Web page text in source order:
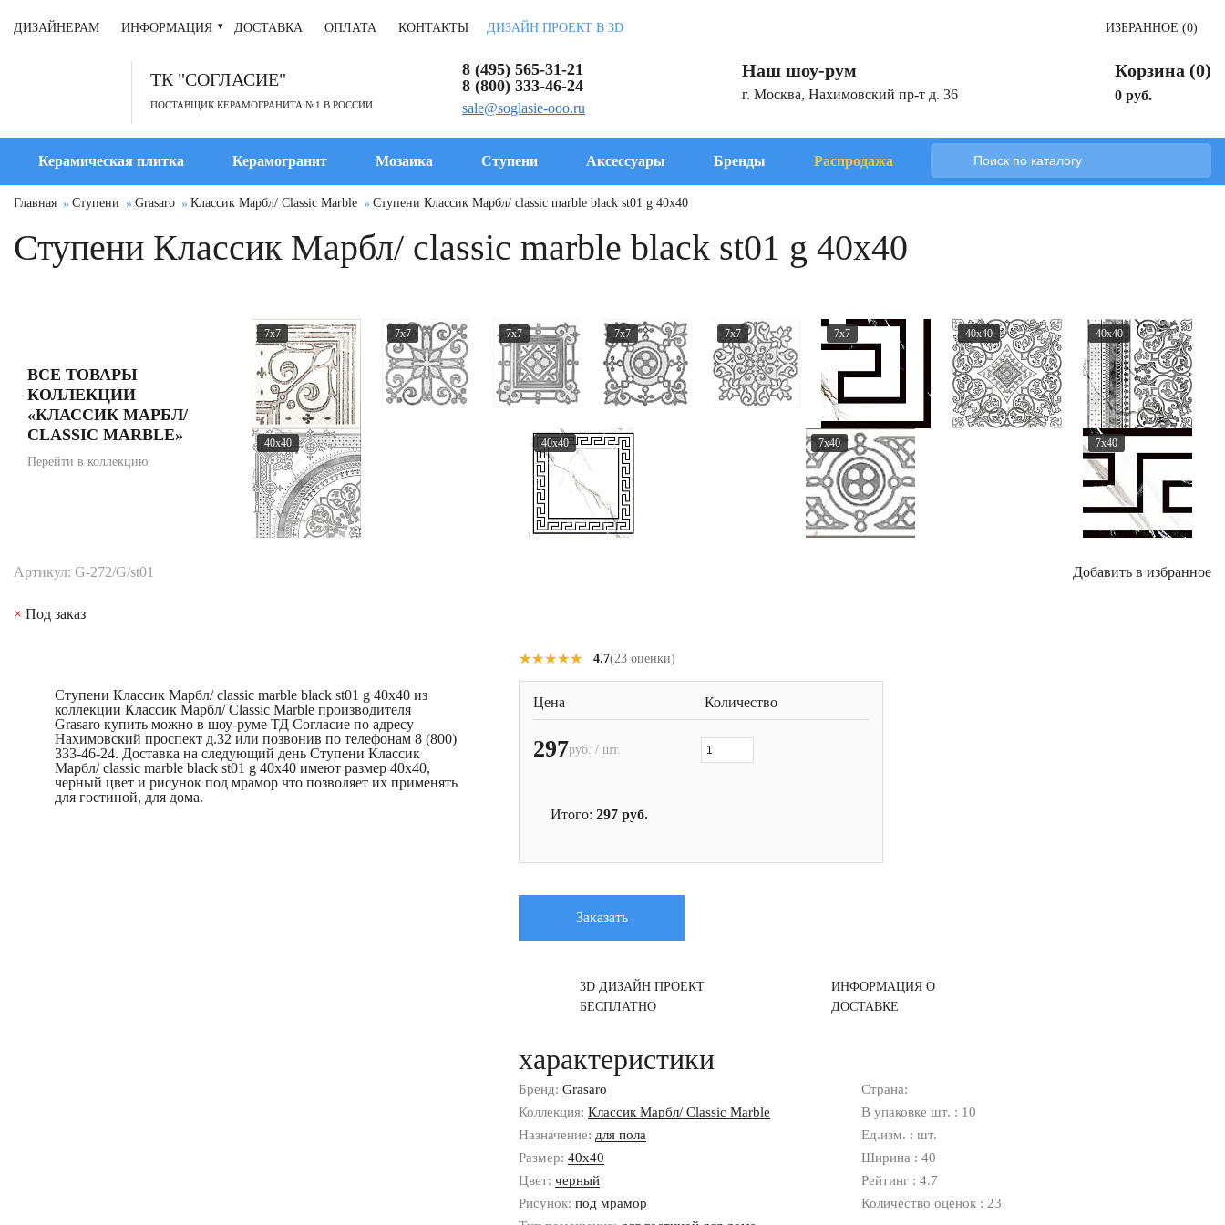
ДИЗАЙНЕРАМ ИНФОРМАЦИЯ ДОСТАВКА ОПЛАТА КОНТАКТЫ ДИЗАЙН ПРОЕКТ В 3D ИЗБРАННОЕ (0)
ТК "СОГЛАСИЕ"
ПОСТАВЩИК КЕРАМОГРАНИТА №1 В РОССИИ
8 (495) 565-31-21
8 (800) 333-46-24
sale@soglasie-ooo.ru
Наш шоу-рум
г. Москва, Нахимовский пр-т д. 36
Корзина (0)
0 руб.
Керамическая плитка Керамогранит Мозаика Ступени Аксессуары Бренды Распродажа
Главная Ступени Grasaro Классик Марбл/ Classic Marble Ступени Классик Марбл/ classic marble black st01 g 40x40
Ступени Классик Марбл/ classic marble black st01 g 40x40
ВСЕ ТОВАРЫ
КОЛЛЕКЦИИ
«КЛАССИК МАРБЛ/
CLASSIC MARBLE»
Перейти в коллекцию
7x7 7x7 7x7 7x7 7x7 7x7 40x40 40x40
40x40 40x40 7x40 7x40
Артикул: G-272/G/st01 Добавить в избранное
× Под заказ
Ступени Классик Марбл/ classic marble black st01 g 40x40 из
коллекции Классик Марбл/ Classic Marble производителя
Grasaro купить можно в шоу-руме ТД Согласие по адресу
Нахимовский проспект д.32 или позвонив по телефонам 8 (800)
333-46-24. Доставка на следующий день Ступени Классик
Марбл/ classic marble black st01 g 40x40 имеют размер 40x40,
черный цвет и рисунок под мрамор что позволяет их применять
для гостиной, для дома.
★★★★★
★★★★★ 4.7(23 оценки)
Цена Количество
297руб. / шт.
Итого: 297 руб.
Заказать
3D ДИЗАЙН ПРОЕКТ
БЕСПЛАТНО
ИНФОРМАЦИЯ О
ДОСТАВКЕ
характеристики
Бренд: Grasaro
Коллекция: Классик Марбл/ Classic Marble
Назначение: для пола
Размер: 40x40
Цвет: черный
Рисунок: под мрамор
Страна:
В упаковке шт. : 10
Ед.изм. : шт.
Ширина : 40
Рейтинг : 4.7
Количество оценок : 23